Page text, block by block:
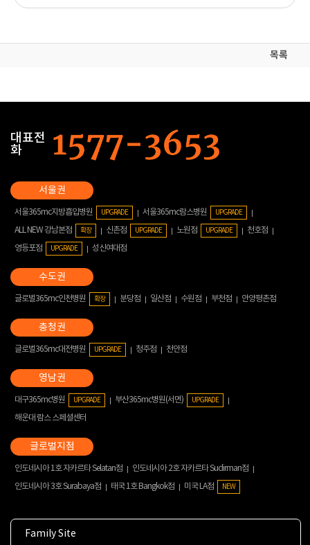
목록
대표전
화
서울365mc지방흡입병원 UPGRADE 서울365mc람스병원 UPGRADE
ALL NEW 강남본점 확장 신촌점 UPGRADE 노원점 UPGRADE
천호점
영등포점
UPGRADE 성신여대점
글로벌365mc인천병원 확장 분당점 일산점 수원점 부천점 안양평촌점
글로벌365mc대전병원 UPGRADE 청주점 천안점
대구365mc병원 UPGRADE 부산365mc병원(서면) UPGRADE
해운대 람스 스페셜센터
인도네시아 1호 자카르타 Selatan점
인도네시아 2호 자카르타 Sudirman점
인도네시아 3호 Surabaya점
태국 1호 Bangkok점 미국 LA점 NEW
Family Site